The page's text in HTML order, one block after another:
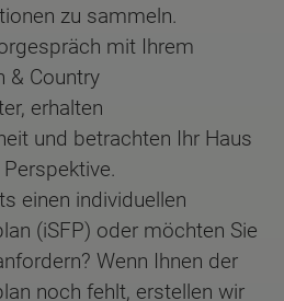
zu sammeln.
mit Ihrem
& Country
erhalten
und betrachten Ihr Haus
einen individuellen
(iSFP) oder möchten Sie
Wenn Ihnen der
noch fehlt, erstellen wir